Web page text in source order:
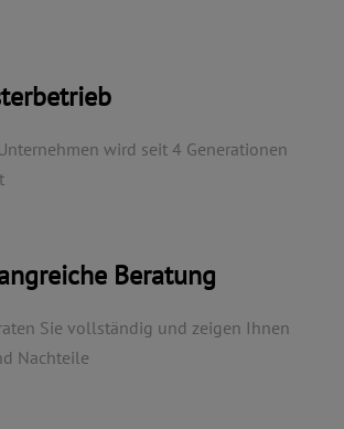
wird seit 4 Generationen
Beratung
Sie vollständig und zeigen Ihnen
Nachteile